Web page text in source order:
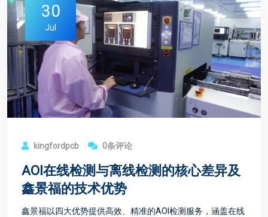
30
Jul
kingfordpcb 0条评论
AOI在线检测与离线检测的核心差异及
鑫景福的技术优势
鑫景福以四大优势提供高效、精准的AOI检测服务，涵盖在线